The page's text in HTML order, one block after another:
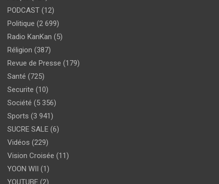
PODCAST (12)
Politique (2 699)
Radio KanKan (5)
Réligion (387)
Revue de Presse (179)
Santé (725)
Securite (10)
Société (5 356)
Sports (3 941)
SUCRE SALE (6)
Vidéos (229)
Vision Croisée (11)
YOON WII (1)
YOUTUBE (2)